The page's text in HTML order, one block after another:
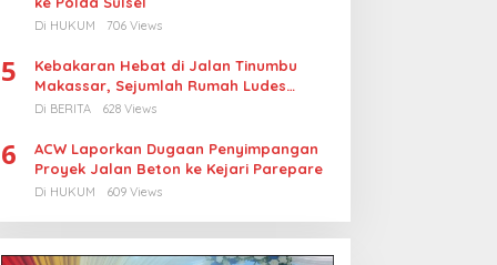
Di HUKUM 706 Views
5
Kebakaran Hebat di Jalan Tinumbu
Makassar, Sejumlah Rumah Ludes
Terbakar, Penyebab Masih Diselidiki
Di BERITA 628 Views
6
ACW Laporkan Dugaan Penyimpangan
Proyek Jalan Beton ke Kejari Parepare
Di HUKUM 609 Views